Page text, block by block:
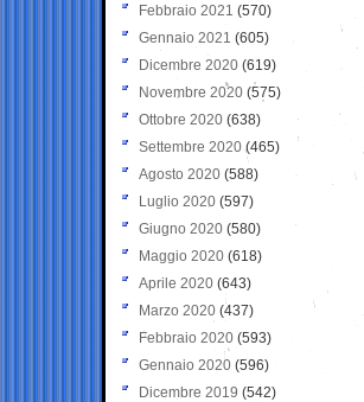
Febbraio 2021 (570)
Gennaio 2021 (605)
Dicembre 2020 (619)
Novembre 2020 (575)
Ottobre 2020 (638)
Settembre 2020(465)
Agosto 2020 (588)
Luglio 2020 (597)
Giugno 2020 (580)
Maggio 2020 (618)
Aprile 2020 (643)
Marzo 2020 (437)
Febbraio 2020 (593)
Gennaio 2020 (596)
Dicembre 2019 (542)